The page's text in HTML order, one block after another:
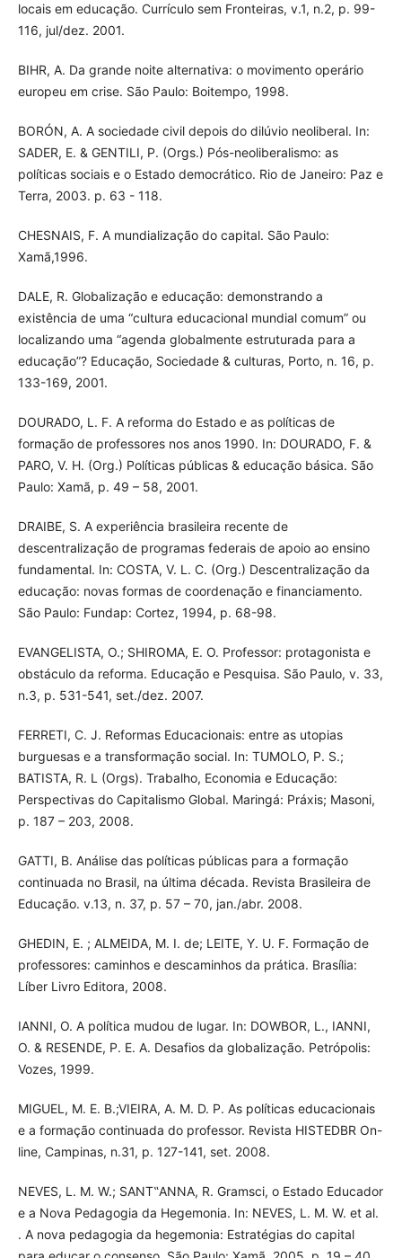
locais em educação. Currículo sem Fronteiras, v.1, n.2, p. 99-
116, jul/dez. 2001.
BIHR, A. Da grande noite alternativa: o movimento operário
europeu em crise. São Paulo: Boitempo, 1998.
BORÓN, A. A sociedade civil depois do dilúvio neoliberal. In:
SADER, E. & GENTILI, P. (Orgs.) Pós-neoliberalismo: as
políticas sociais e o Estado democrático. Rio de Janeiro: Paz e
Terra, 2003. p. 63 - 118.
CHESNAIS, F. A mundialização do capital. São Paulo:
Xamã,1996.
DALE, R. Globalização e educação: demonstrando a
existência de uma “cultura educacional mundial comum” ou
localizando uma “agenda globalmente estruturada para a
educação”? Educação, Sociedade & culturas, Porto, n. 16, p.
133-169, 2001.
DOURADO, L. F. A reforma do Estado e as políticas de
formação de professores nos anos 1990. In: DOURADO, F. &
PARO, V. H. (Org.) Políticas públicas & educação básica. São
Paulo: Xamã, p. 49 – 58, 2001.
DRAIBE, S. A experiência brasileira recente de
descentralização de programas federais de apoio ao ensino
fundamental. In: COSTA, V. L. C. (Org.) Descentralização da
educação: novas formas de coordenação e financiamento.
São Paulo: Fundap: Cortez, 1994, p. 68-98.
EVANGELISTA, O.; SHIROMA, E. O. Professor: protagonista e
obstáculo da reforma. Educação e Pesquisa. São Paulo, v. 33,
n.3, p. 531-541, set./dez. 2007.
FERRETI, C. J. Reformas Educacionais: entre as utopias
burguesas e a transformação social. In: TUMOLO, P. S.;
BATISTA, R. L (Orgs). Trabalho, Economia e Educação:
Perspectivas do Capitalismo Global. Maringá: Práxis; Masoni,
p. 187 – 203, 2008.
GATTI, B. Análise das políticas públicas para a formação
continuada no Brasil, na última década. Revista Brasileira de
Educação. v.13, n. 37, p. 57 – 70, jan./abr. 2008.
GHEDIN, E. ; ALMEIDA, M. I. de; LEITE, Y. U. F. Formação de
professores: caminhos e descaminhos da prática. Brasília:
Líber Livro Editora, 2008.
IANNI, O. A política mudou de lugar. In: DOWBOR, L., IANNI,
O. & RESENDE, P. E. A. Desafios da globalização. Petrópolis:
Vozes, 1999.
MIGUEL, M. E. B.;VIEIRA, A. M. D. P. As políticas educacionais
e a formação continuada do professor. Revista HISTEDBR On-
line, Campinas, n.31, p. 127-141, set. 2008.
NEVES, L. M. W.; SANT‟ANNA, R. Gramsci, o Estado Educador
e a Nova Pedagogia da Hegemonia. In: NEVES, L. M. W. et al.
. A nova pedagogia da hegemonia: Estratégias do capital